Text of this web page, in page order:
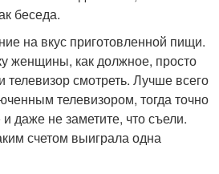
беседа.
на вкус приготовленной пищи.
женщины, как должное, просто
телевизор смотреть. Лучше всего
телевизором, тогда точно
и даже не заметите, что съели.
счетом выиграла одна